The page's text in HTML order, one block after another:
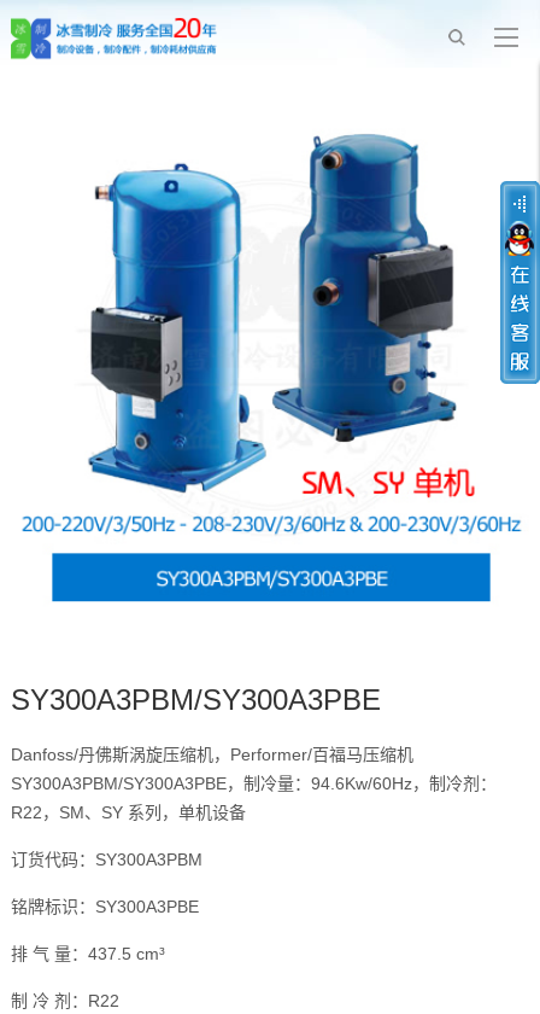
SY300A3PBM/SY300A3PBE
Danfoss/丹佛斯涡旋压缩机，Performer/百福马压缩机
SY300A3PBM/SY300A3PBE，制冷量：94.6Kw/60Hz，制冷剂：
R22，SM、SY 系列，单机设备
订货代码：SY300A3PBM
铭牌标识：SY300A3PBE
排 气 量：437.5 cm³
制 冷 剂：R22